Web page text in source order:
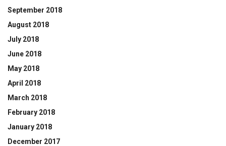
September 2018
August 2018
July 2018
June 2018
May 2018
April 2018
March 2018
February 2018
January 2018
December 2017